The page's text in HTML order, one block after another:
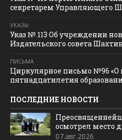
секретарем Управляющего
УКАЗЫ
Указ № 113 Об учреждении
Издательского совета
ПИСЬМА
Циркулярное письмо №96 «О
пятнадцатилетия
ПОСЛЕДНИЕ НОВОСТИ
осмотрел место
07.авг.2026